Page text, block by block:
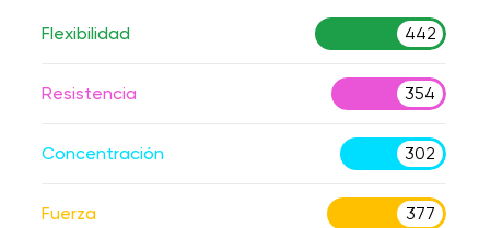
Flexibilidad 442
Resistencia 354
Concentración 302
Fuerza 377